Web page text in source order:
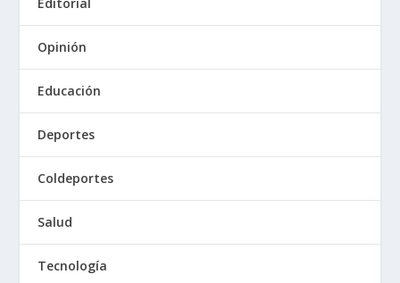
Opinión
Educación
Deportes
Coldeportes
Salud
Tecnología